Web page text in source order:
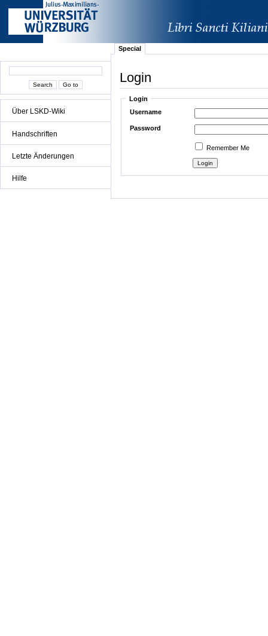
Über LSKD-Wiki
Handschriften
Letzte Änderungen
Hilfe
Special
Login
Login
Username
Password
Remember Me